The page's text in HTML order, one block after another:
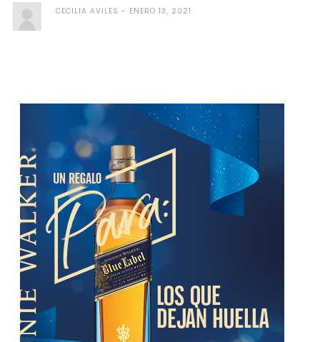
CECILIA AVILES ENERO 13, 2021